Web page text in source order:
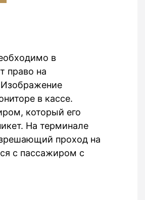
в
право на
Изображение
в кассе.
который его
На терминале
проход на
с пассажиром с